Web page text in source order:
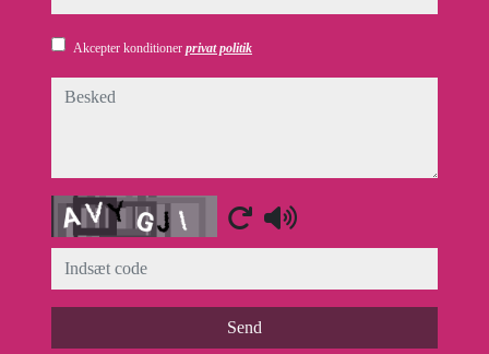
Akcepter konditioner privat politik
besked
Captcha
Send